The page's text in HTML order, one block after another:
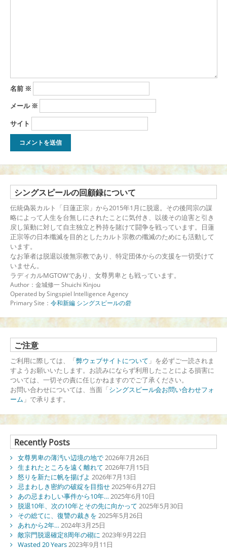
名前 ※
メール ※
サイト
シングスピールの回顧録について
伝統偽装カルト「日蓮正宗」から2015年1月に脱退。その後同宗の謀
略によって人生を台無しにされたことに気付き、以後その迫害と引き
戻し策動に対して自主独立と矜持を賭けて闘争を戦っています。日蓮
正宗等の日本殲滅を目的としたカルト宗教の殲滅のためにも活動して
います。
なお筆者は脱退以後無宗教であり、特定団体からの支援を一切受けて
いません。
ラディカルMGTOWであり、女尊男卑とも戦っています。
Author：金城修一 Shuichi Kinjou
Operated by Singspiel Intelligence Agency
Primary Site： 令和新編 シングスピールの砦
ご注意
ご利用に際しては、「弊ウェブサイトについて 」を必ずご一読されま
すようお願いいたします。お読みにならず利用したことによる損害に
ついては、一切その責に任じかねますのでご了承ください。
お問い合わせについては、当面「シングスピール会お問い合わせフォ
ーム 」で承ります。
Recently Posts
女尊男卑の薄汚い辺境の地で2026年7月26日
生まれたところを遠く離れて 2026年7月15日
怒りを新たに帆を揚げよ 2026年7月13日
忌まわしき密約の破綻を目指せ2025年6月27日
あの忌まわしい事件から10年… 2025年6月10日
脱退10年、次の10年とその先に向かって 2025年5月30日
その総てに、復讐の裁きを 2025年5月26日
あれから2年… 2024年3月25日
敵宗門脱退確定8周年の砌に 2023年9月22日
Wasted 20 Years2023年9月11日